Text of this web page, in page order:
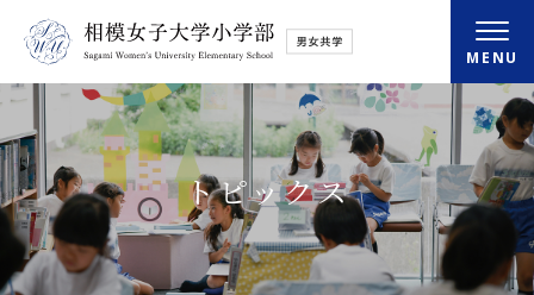
MENU
小学部概要
さがみの学び
さがみの毎日
トピックス